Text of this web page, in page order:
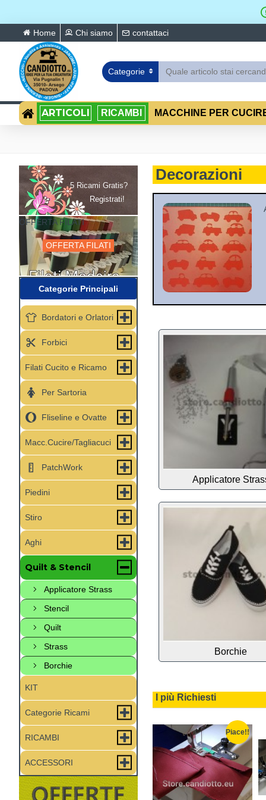
Home Chi siamo contattaci
Categorie
ARTICOLI RICAMBI MACCHINE PER
Registrati!
5 Ricami Gratis?
OFFERTA FILATI
OFFERTA FILATI
Categorie Principali
Bordatori e Orlatori
Forbici
Filati Cucito e Ricamo
Per Sartoria
Fliseline e Ovatte
Macc.Cucire/Tagliacuci
PatchWork
Piedini
Stiro
Aghi
Quilt & Stencil
Applicatore Strass
Stencil
Quilt
Strass
Borchie
KIT
Categorie Ricami
RICAMBI
ACCESSORI
Decorazioni
Applicatore
Borchie
I più Richiesti
Piace!! Piace!! Piace!!